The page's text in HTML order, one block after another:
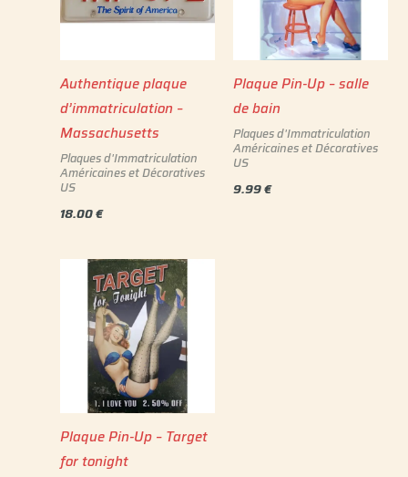
Authentique plaque
d’immatriculation –
Massachusetts
Plaques d'Immatriculation
Américaines et Décoratives
US
18.00€
Plaque Pin-Up – salle
de bain
Plaques d'Immatriculation
Américaines et Décoratives
US
9.99€
Plaque Pin-Up – Target
for tonight